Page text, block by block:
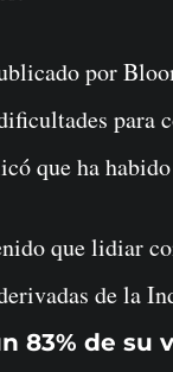
por
para
que ha
que lidiar
de la
83% de su